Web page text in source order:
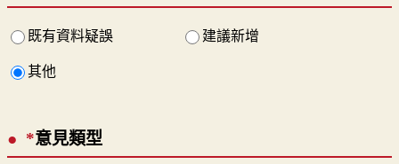
既有資料疑誤 建議新增
其他
*意見類型